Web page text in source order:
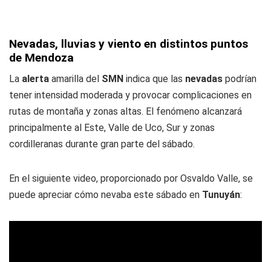
Nevadas, lluvias y viento en distintos puntos
de Mendoza
La alerta amarilla del SMN indica que las nevadas podrían
tener intensidad moderada y provocar complicaciones en
rutas de montaña y zonas altas. El fenómeno alcanzará
principalmente al Este, Valle de Uco, Sur y zonas
cordilleranas durante gran parte del sábado.
En el siguiente video, proporcionado por Osvaldo Valle, se
puede apreciar cómo nevaba este sábado en Tunuyán: